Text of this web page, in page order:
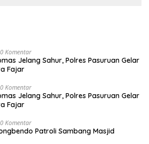
0 Komentar
Jelang Sahur, Polres Pasuruan Gelar
Fajar
0 Komentar
Jelang Sahur, Polres Pasuruan Gelar
Fajar
0 Komentar
Patroli Sambang Masjid